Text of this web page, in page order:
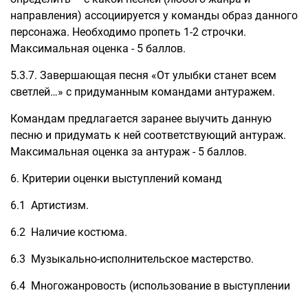
направления) ассоциируется у команды образ данного
персонажа. Необходимо пропеть 1-2 строчки.
Максимальная оценка - 5 баллов.
5.3.7. Завершающая песня «От улыбки станет всем
светлей…» с придуманным командами антуражем.
Командам предлагается заранее выучить данную
песню и придумать к ней соответствующий антураж.
Максимальная оценка за антураж - 5 баллов.
6. Критерии оценки выступлений команд
6.1 Артистизм.
6.2 Наличие костюма.
6.3 Музыкально-исполнительское мастерство.
6.4 Многожанровость (использование в выступлении